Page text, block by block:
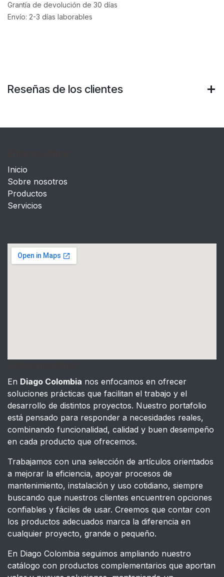
Grantía de devolución de 30 días
Envío: 2-3 días laborables
Reseñas de los clientes
Inicio
Sobre nosotros
Productos
Servicios
En Diago Colombia nos enfocamos en ofrecer
soluciones prácticas que facilitan el trabajo y el
desarrollo de distintos proyectos. Nuestro portafolio
está pensado para responder a necesidades reales,
combinando funcionalidad, calidad y buen desempeño
en cada producto que ofrecemos.
Trabajamos con una selección de artículos orientados
a mejorar la eficiencia, apoyar procesos de
mantenimiento, instalación y uso cotidiano, siempre
buscando que nuestros clientes encuentren opciones
confiables y fáciles de usar. Creemos que contar con
los productos adecuados marca la diferencia en
cualquier proyecto, grande o pequeño.
En Diago Colombia seguimos ampliando nuestro
catálogo con productos complementarios que aportan